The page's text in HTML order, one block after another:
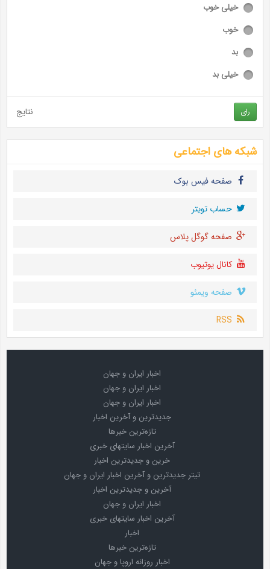
خیلی خوب
خوب
بد
خیلی بد
رای نتایج
شبکه های اجتماعی
صفحه فیس بوک
حساب تويتر
صفحه گوگل پلاس
کانال یوتیوب
صفحه ویمئو
RSS
اخبار ایران و جهان
اخبار ایران و جهان
اخبار ایران و جهان
جدیدترین و آخرین اخبار
تازه‌ترین خبرها
آخرین اخبار سایتهای خبری
خرین و جدیدترین اخبار
تیتر جدیدترین و آخرین اخبار ایران و جهان
آخرین و جدیدترین اخبار
اخبار ایران و جهان
آخرین اخبار سایتهای خبری
اخبار
تازه‌ترین خبرها
اخبار روزانه اروپا و جهان